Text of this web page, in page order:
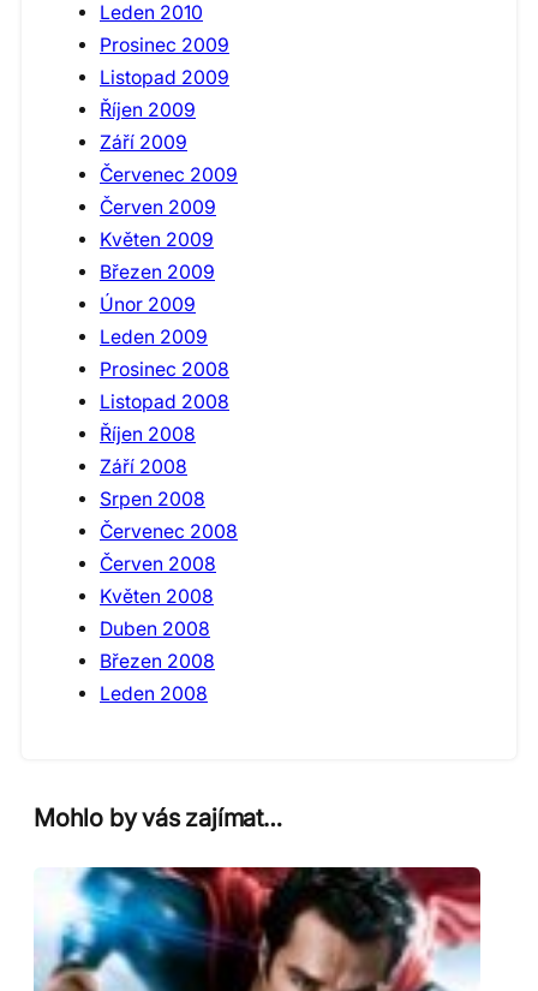
Leden 2010
Prosinec 2009
Listopad 2009
Říjen 2009
Září 2009
Červenec 2009
Červen 2009
Květen 2009
Březen 2009
Únor 2009
Leden 2009
Prosinec 2008
Listopad 2008
Říjen 2008
Září 2008
Srpen 2008
Červenec 2008
Červen 2008
Květen 2008
Duben 2008
Březen 2008
Leden 2008
Mohlo by vás zajímat…